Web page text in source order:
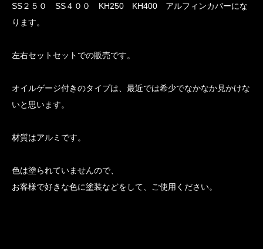
SS２５０ SS４００ KH250 KH400 アルフィンカバーにな
ります。
左右セットセットでの販売です。
オイルゲージ付きのタイプは、最近では希少でなかなか見かけな
いと思います。
材質はアルミです。
色は塗られていませんので、
お客様で好きな色に塗装などをして、ご使用ください。